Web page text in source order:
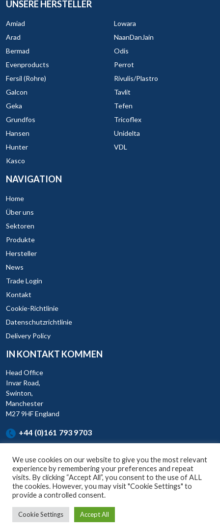
UNSERE HERSTELLER
Amiad
Arad
Bermad
Evenproducts
Fersil (Rohre)
Galcon
Geka
Grundfos
Hansen
Hunter
Kasco
Lowara
NaanDanJain
Odis
Perrot
Rivulis/Plastro
Tavlit
Tefen
Tricoflex
Unidelta
VDL
NAVIGATION
Home
Über uns
Sektoren
Produkte
Hersteller
News
Trade Login
Kontakt
Cookie-Richtlinie
Datenschutzrichtlinie
Delivery Policy
IN KONTAKT KOMMEN
Head Office
Invar Road,
Swinton,
Manchester
M27 9HF England
+44 (0)161 793 9703
KAR (UK) Ltd is a company registered England and Wales (Company
No. 07881836) Invar Road, Swinton, Manchester, M27 9HF.
© Copyright 2026, KAR UK Ltd, All Rights Reserved
We use cookies on our website to give you the most relevant
experience by remembering your preferences and repeat
visits. By clicking “Accept All”, you consent to the use of ALL
the cookies. However, you may visit "Cookie Settings" to
provide a controlled consent.
Cookie Settings Accept All